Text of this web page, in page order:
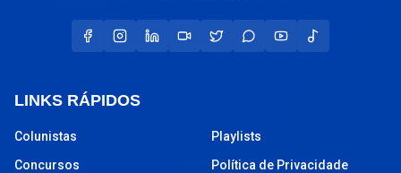
LINKS RÁPIDOS
Colunistas
Concursos
Playlists
Política de Privacidade